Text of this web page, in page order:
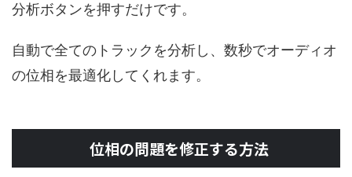
分析ボタンを押すだけです。
自動で全てのトラックを分析し、数秒でオーディオ
の位相を最適化してくれます。
位相の問題を修正する方法